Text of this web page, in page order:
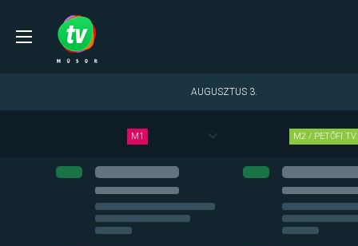
AUGUSZTUS 3.
M1 M2 / PETŐFI TV